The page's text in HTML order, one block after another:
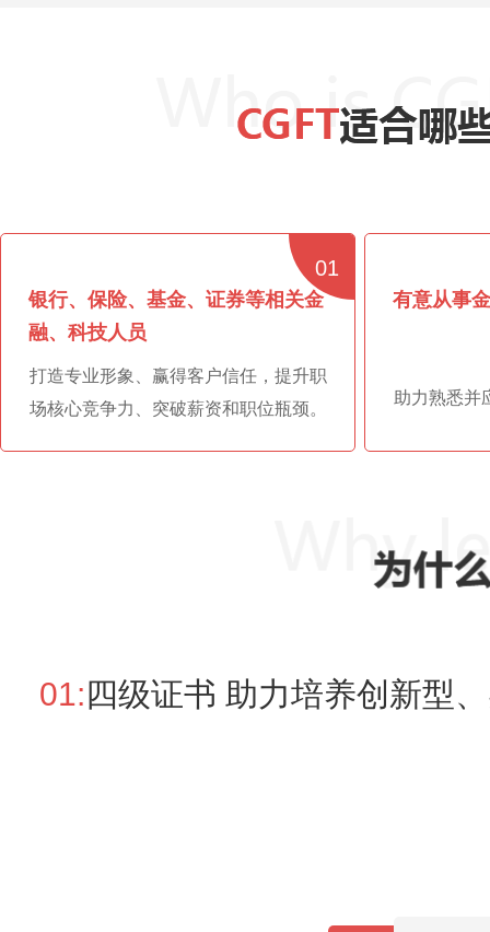
01
银行、保险、基金、证券等相关金
融、科技人员
打造专业形象、赢得客户信任，提升职
场核心竞争力、突破薪资和职位瓶颈。
有意从事
助力熟悉并
01:四级证书 助力培养创新型